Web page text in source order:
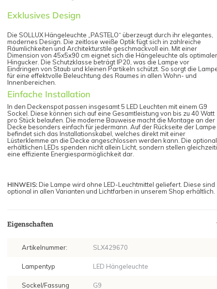
Exklusives Design
Die SOLLUX Hängeleuchte „PASTELO“ überzeugt durch ihr elegantes,
modernes Design. Die zeitlose weiße Optik fügt sich in zahlreiche
Räumlichkeiten und Architekturstile geschmackvoll ein. Mit einer
Dimension von 45x5x90 cm eignet sich die Hängeleuchte als optimaler
Hingucker. Die Schutzklasse beträgt IP20, was die Lampe vor
Eindringen von Staub und kleinen Partikeln schützt. So sorgt die
für eine effektvolle Beleuchtung des Raumes in allen Wohn- und
Innenbereichen.
Einfache Installation
In den Deckenspot passen insgesamt 5 LED Leuchten mit einem G9
Sockel. Diese können sich auf eine Gesamtleistung von bis zu 40 Watt
pro Stück belaufen. Die moderne Bauweise macht die Montage an der
Decke besonders einfach für jedermann. Auf der Rückseite der Lampe
befindet sich das Installationskabel, welches direkt mit einer
Lüsterklemme an die Decke angeschlossen werden kann. Die optional
erhältlichen LEDs spenden nicht allein Licht, sondern stellen
eine effiziente Energiesparmöglichkeit dar.
HINWEIS:Die Lampe wird ohne LED-Leuchtmittel geliefert. Diese sind
optional in allen Varianten und Lichtfarben in unserem Shop erhältlich.
Eigenschaften
Artikelnummer: SLX429670
Lampentyp LED Hängeleuchte
Sockel/Fassung G9